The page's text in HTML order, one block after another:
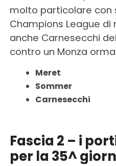
molto particolare con
Champions League di
anche Carnesecchi
contro un Monza
Meret
Sommer
Carnesecchi
Fascia 2 – i
per la 35^